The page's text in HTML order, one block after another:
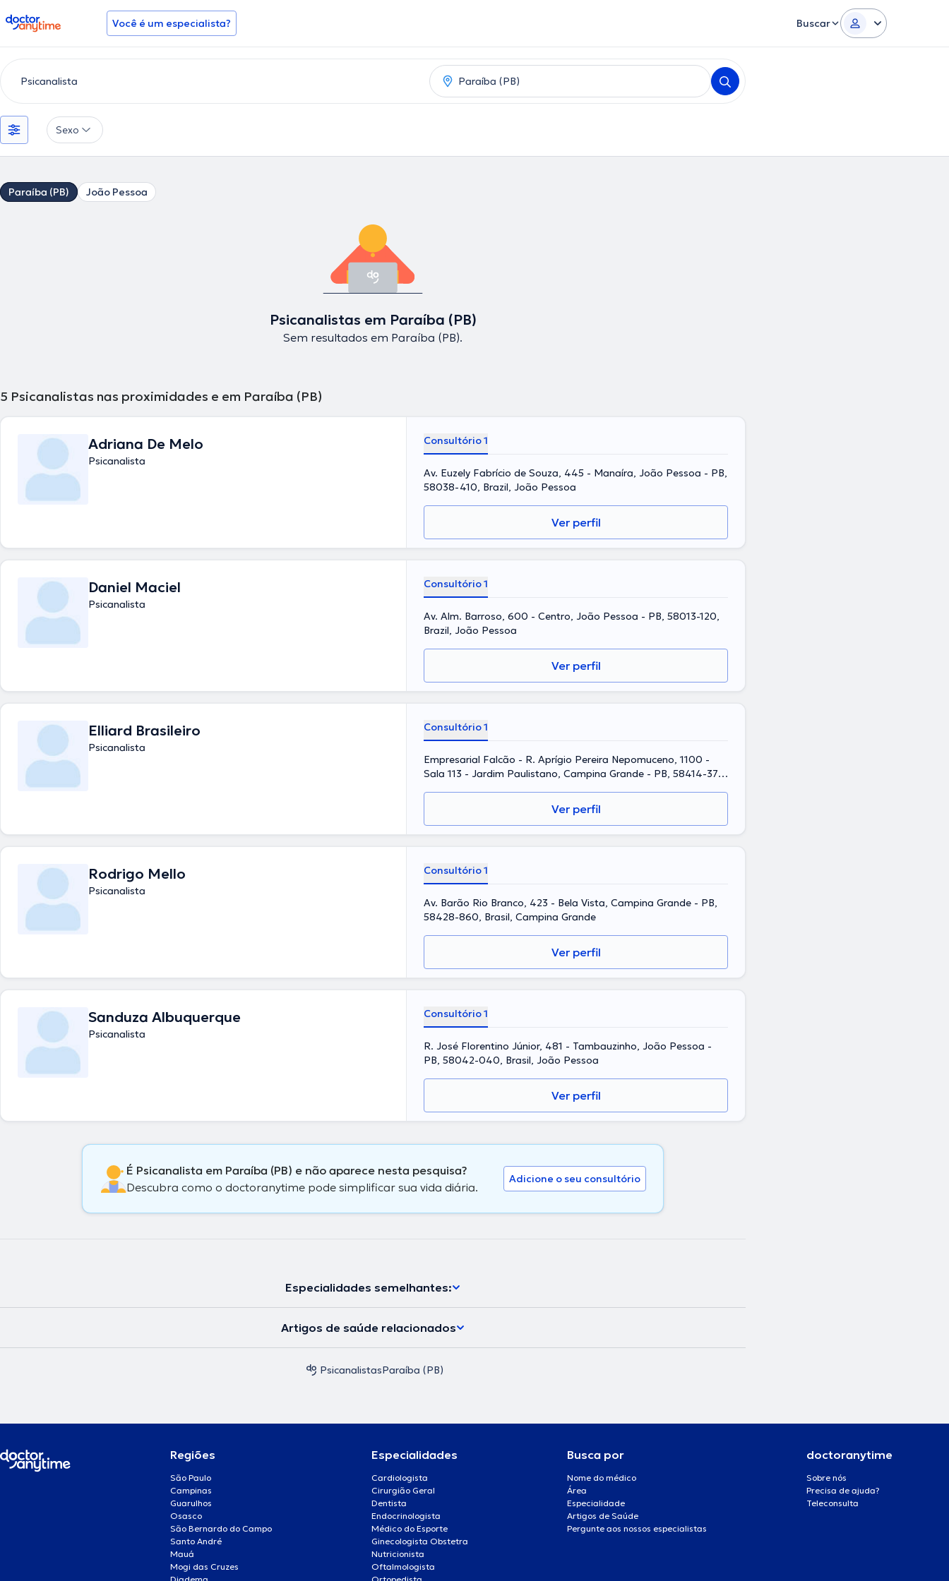
doctoranytime Você é um especialista? Buscar
Sexo
Paraíba (PB) João Pessoa
Psicanalistas em Paraíba (PB)
Sem resultados em Paraíba (PB).
5 Psicanalistas nas proximidades e em Paraíba (PB)
Adriana De Melo
Psicanalista
Consultório 1
Av. Euzely Fabrício de Souza, 445 - Manaíra, João Pessoa - PB,
58038-410, Brazil, João Pessoa
Ver perfil
Daniel Maciel
Psicanalista
Consultório 1
Av. Alm. Barroso, 600 - Centro, João Pessoa - PB, 58013-120,
Brazil, João Pessoa
Ver perfil
Elliard Brasileiro
Psicanalista
Consultório 1
Empresarial Falcão - R. Aprígio Pereira Nepomuceno, 1100 -
Sala 113 - Jardim Paulistano, Campina Grande - PB, 58414-370,
Ver perfil
Rodrigo Mello
Psicanalista
Consultório 1
Av. Barão Rio Branco, 423 - Bela Vista, Campina Grande - PB,
58428-860, Brasil, Campina Grande
Ver perfil
Sanduza Albuquerque
Psicanalista
Consultório 1
R. José Florentino Júnior, 481 - Tambauzinho, João Pessoa -
PB, 58042-040, Brasil, João Pessoa
Ver perfil
É Psicanalista em Paraíba (PB) e não aparece nesta pesquisa?
Descubra como o doctoranytime pode simplificar sua vida diária.
Adicione o seu consultório
Especialidades semelhantes:
Artigos de saúde relacionados
PsicanalistasParaíba (PB)
Regiões
São Paulo
Campinas
Guarulhos
Osasco
São Bernardo do Campo
Santo André
Mauá
Mogi das Cruzes
Especialidades
Cardiologista
Cirurgião Geral
Dentista
Endocrinologista
Médico do Esporte
Ginecologista Obstetra
Nutricionista
Oftalmologista
Busca por
Nome do médico
Área
Especialidade
Artigos de Saúde
Pergunte aos nossos especialistas
doctoranytime
Sobre nós
Precisa de ajuda?
Teleconsulta